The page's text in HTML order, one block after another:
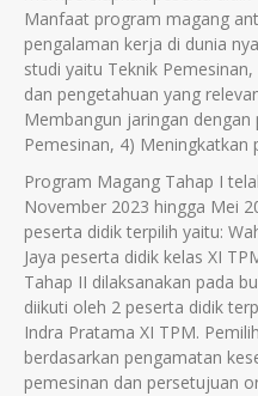
Manfaat program magang
pengalaman kerja di dunia
studi yaitu Teknik
dan pengetahuan yang
Membangun jaringan
Pemesinan, 4) Meningkatkan
Program Magang Tahap I
November 2023 hingga Mei
peserta didik terpilih yaitu:
Jaya peserta didik kelas XI
Tahap II dilaksanakan pada
diikuti oleh 2 peserta didik
Indra Pratama XI TPM.
berdasarkan pengamatan
pemesinan dan persetujuan